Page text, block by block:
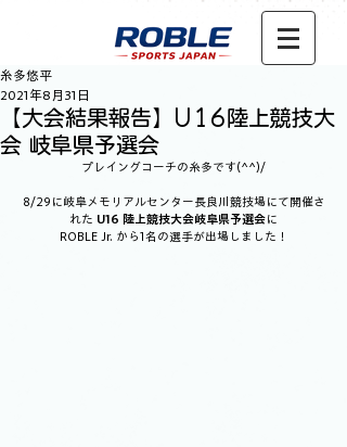
【大会結果報告】U16陸上競技大
会 岐阜県予選会
糸多悠平
2021年8月31日
プレイングコーチの糸多です(^^)/
8/29に岐阜メモリアルセンター長良川競技場にて開催さ
れた U16 陸上競技大会岐阜県予選会に
ROBLE Jr. から1名の選手が出場しました！